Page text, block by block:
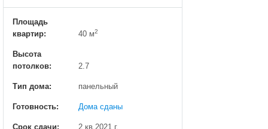
Площадь
квартир:
40 м2
Высота
потолков:
2.7
Тип дома: панельный
Готовность: Дома сданы
Срок сдачи: 2 кв.2021 г.